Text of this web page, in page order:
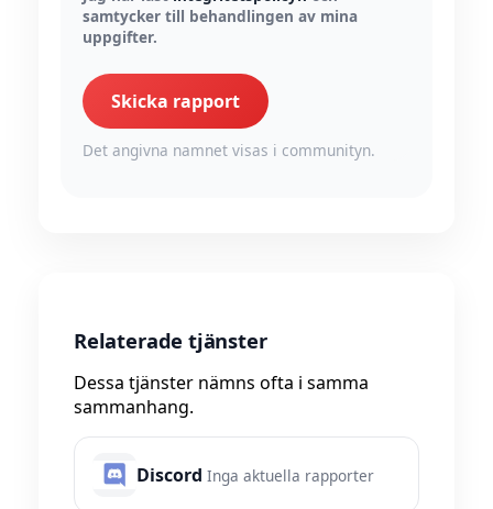
samtycker till behandlingen av mina
uppgifter.
Skicka rapport
Det angivna namnet visas i communityn.
Relaterade tjänster
Dessa tjänster nämns ofta i samma
sammanhang.
Discord Inga aktuella rapporter